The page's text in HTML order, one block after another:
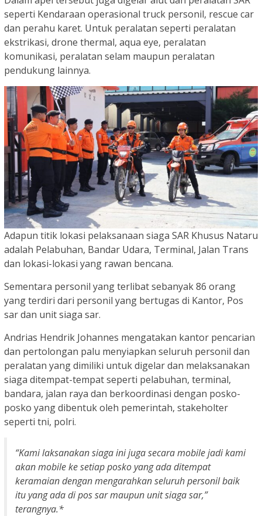
seperti Kendaraan operasional truck personil, rescue car
dan perahu karet. Untuk peralatan seperti peralatan
ekstrikasi, drone thermal, aqua eye, peralatan
komunikasi, peralatan selam maupun peralatan
pendukung lainnya.
Adapun titik lokasi pelaksanaan siaga SAR Khusus Nataru
adalah Pelabuhan, Bandar Udara, Terminal, Jalan Trans
dan lokasi-lokasi yang rawan bencana.
Sementara personil yang terlibat sebanyak 86 orang
yang terdiri dari personil yang bertugas di Kantor, Pos
sar dan unit siaga sar.
Andrias Hendrik Johannes mengatakan kantor pencarian
dan pertolongan palu menyiapkan seluruh personil dan
peralatan yang dimiliki untuk digelar dan melaksanakan
siaga ditempat-tempat seperti pelabuhan, terminal,
bandara, jalan raya dan berkoordinasi dengan posko-
posko yang dibentuk oleh pemerintah, stakeholter
seperti tni, polri.
“Kami laksanakan siaga ini juga secara mobile jadi kami
akan mobile ke setiap posko yang ada ditempat
keramaian dengan mengarahkan seluruh personil baik
itu yang ada di pos sar maupun unit siaga sar,”
terangnya.*